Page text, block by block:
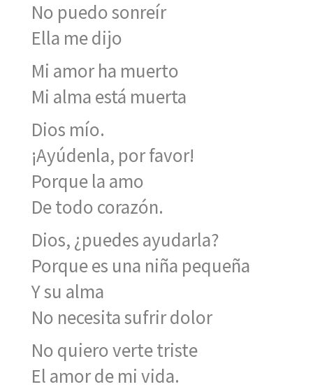
No puedo sonreír
Ella me dijo
Mi amor ha muerto
Mi alma está muerta
Dios mío.
¡Ayúdenla, por favor!
Porque la amo
De todo corazón.
Dios, ¿puedes ayudarla?
Porque es una niña pequeña
Y su alma
No necesita sufrir dolor
No quiero verte triste
El amor de mi vida.